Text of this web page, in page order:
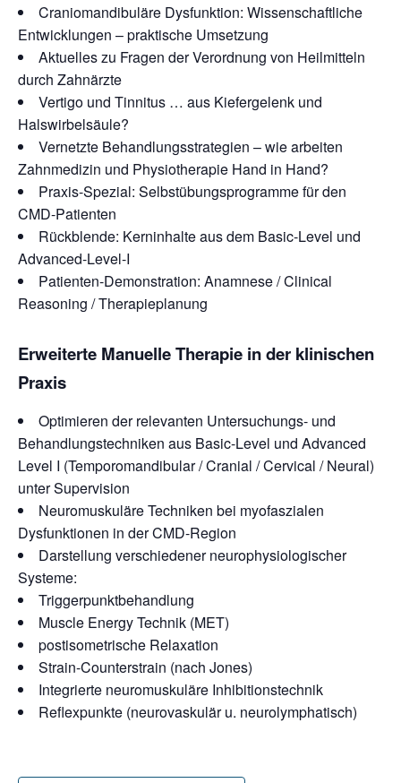
Craniomandibuläre Dysfunktion: Wissenschaftliche
Entwicklungen – praktische Umsetzung
Aktuelles zu Fragen der Verordnung von Heilmitteln
durch Zahnärzte
Vertigo und Tinnitus … aus Kiefergelenk und
Halswirbelsäule?
Vernetzte Behandlungsstrategien – wie arbeiten
Zahnmedizin und Physiotherapie Hand in Hand?
Praxis-Spezial: Selbstübungsprogramme für den
CMD-Patienten
Rückblende: Kerninhalte aus dem Basic-Level und
Advanced-Level-I
Patienten-Demonstration: Anamnese / Clinical
Reasoning / Therapieplanung
Erweiterte Manuelle Therapie in der klinischen
Praxis
Optimieren der relevanten Untersuchungs- und
Behandlungstechniken aus Basic-Level und Advanced
Level I (Temporomandibular / Cranial / Cervical / Neural)
unter Supervision
Neuromuskuläre Techniken bei myofaszialen
Dysfunktionen in der CMD-Region
Darstellung verschiedener neurophysiologischer
Systeme:
Triggerpunktbehandlung
Muscle Energy Technik (MET)
postisometrische Relaxation
Strain-Counterstrain (nach Jones)
Integrierte neuromuskuläre Inhibitionstechnik
Reflexpunkte (neurovaskulär u. neurolymphatisch)